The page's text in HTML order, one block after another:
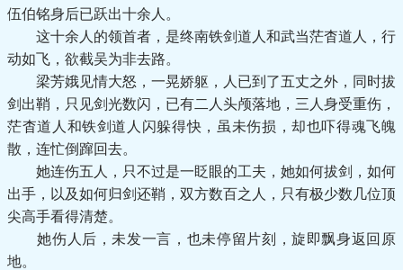
伍伯铭身后已跃出十余人。
这十余人的领首者，是终南铁剑道人和武当茫杳道人，行
动如飞，欲截吴为非去路。
梁芳娥见情大怒，一晃娇躯，人已到了五丈之外，同时拔
剑出鞘，只见剑光数闪，已有二人头颅落地，三人身受重伤，
茫杳道人和铁剑道人闪躲得快，虽未伤损，却也吓得魂飞魄
散，连忙倒蹿回去。
她连伤五人，只不过是一眨眼的工夫，她如何拔剑，如何
出手，以及如何归剑还鞘，双方数百之人，只有极少数几位顶
尖高手看得清楚。
她伤人后，未发一言，也未停留片刻，旋即飘身返回原
地。